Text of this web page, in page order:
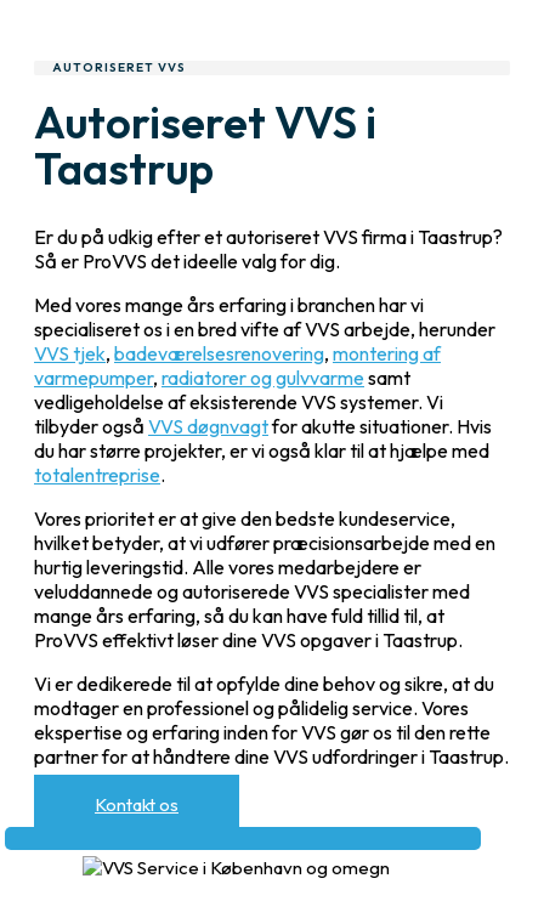
AUTORISERET VVS
Autoriseret VVS i
Taastrup
Er du på udkig efter et autoriseret VVS firma i Taastrup?
Så er ProVVS det ideelle valg for dig.
Med vores mange års erfaring i branchen har vi
specialiseret os i en bred vifte af VVS arbejde, herunder
VVS tjek, badeværelsesrenovering, montering af
varmepumper, radiatorer og gulvvarmesamt
vedligeholdelse af eksisterende VVS systemer. Vi
tilbyder også VVS døgnvagtfor akutte situationer. Hvis
du har større projekter, er vi også klar til at hjælpe med
totalentreprise.
Vores prioritet er at give den bedste kundeservice,
hvilket betyder, at vi udfører præcisionsarbejde med en
hurtig leveringstid. Alle vores medarbejdere er
veluddannede og autoriserede VVS specialister med
mange års erfaring, så du kan have fuld tillid til, at
ProVVS effektivt løser dine VVS opgaver i Taastrup.
Vi er dedikerede til at opfylde dine behov og sikre, at du
modtager en professionel og pålidelig service. Vores
ekspertise og erfaring inden for VVS gør os til den rette
partner for at håndtere dine VVS udfordringer i Taastrup.
Kontakt os